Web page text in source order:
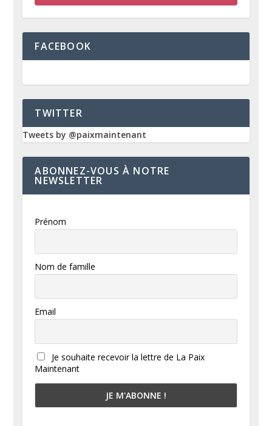
FACEBOOK
TWITTER
Tweets by @paixmaintenant
ABONNEZ-VOUS À NOTRE
NEWSLETTER
Prénom
Nom de famille
Email
Je souhaite recevoir la lettre de La Paix
Maintenant